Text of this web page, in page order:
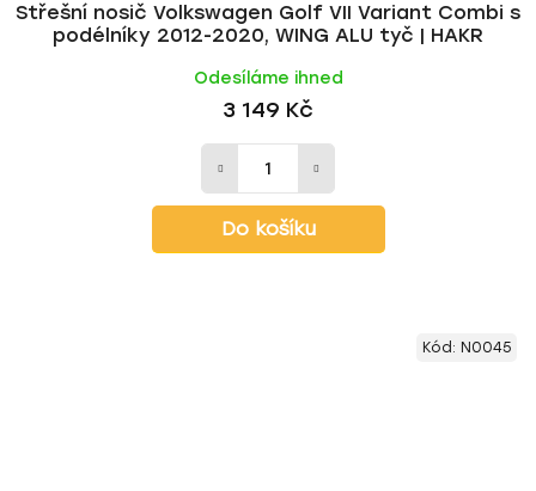
Střešní nosič Volkswagen Golf VII Variant Combi s
podélníky 2012-2020, WING ALU tyč | HAKR
Odesíláme ihned
3 149 Kč
Do košíku
Kód: N0045